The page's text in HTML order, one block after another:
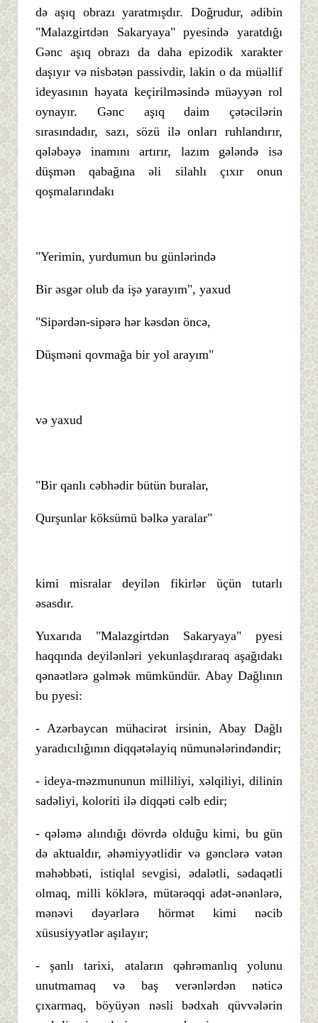
də aşıq obrazı yaratmışdır. Doğrudur, ədibin
"Malazgirtdən Sakaryaya" pyesində yaratdığı
Gənc aşıq obrazı da daha epizodik xarakter
daşıyır və nisbətən passivdir, lakin o da müəllif
ideyasının həyata keçirilməsində müəyyən rol
oynayır. Gənc aşıq daim çətəcilərin
sırasındadır, sazı, sözü ilə onları ruhlandırır,
qələbəyə inamını artırır, lazım gələndə isə
düşmən qabağına əli silahlı çıxır onun
qoşmalarındakı
"Yerimin, yurdumun bu günlərində
Bir əsgər olub da işə yarayım", yaxud
"Sipərdən-sipərə hər kəsdən öncə,
Düşməni qovmağa bir yol arayım"
və yaxud
"Bir qanlı cəbhədir bütün buralar,
Qurşunlar köksümü bəlkə yaralar"
kimi misralar deyilən fikirlər üçün tutarlı
əsasdır.
Yuxarıda "Malazgirtdən Sakaryaya" pyesi
haqqında deyilənləri yekunlaşdıraraq aşağıdakı
qənaətlərə gəlmək mümkündür. Abay Dağlının
bu pyesi:
- Azərbaycan mühacirət irsinin, Abay Dağlı
yaradıcılığının diqqətəlayiq nümunələrindəndir;
- ideya-məzmununun milliliyi, xəlqiliyi, dilinin
sadəliyi, koloriti ilə diqqəti cəlb edir;
- qələmə alındığı dövrdə olduğu kimi, bu gün
də aktualdır, əhəmiyyətlidir və gənclərə vətən
məhəbbəti, istiqlal sevgisi, ədalətli, sədaqətli
olmaq, milli köklərə, mütərəqqi adət-ənənlərə,
mənəvi dəyərlərə hörmət kimi nəcib
xüsusiyyətlər aşılayır;
- şanlı tarixi, ataların qəhrəmanlıq yolunu
unutmamaq və baş verənlərdən nəticə
çıxarmaq, böyüyən nəsli bədxah qüvvələrin